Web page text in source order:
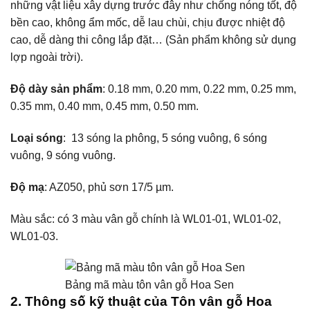
những vật liệu xây dựng trước đây như chống nóng tốt, độ
bền cao, không ẩm mốc, dễ lau chùi, chịu được nhiệt độ
cao, dễ dàng thi công lắp đặt… (Sản phẩm không sử dụng
lợp ngoài trời).
Độ dày sản phẩm: 0.18 mm, 0.20 mm, 0.22 mm, 0.25 mm,
0.35 mm, 0.40 mm, 0.45 mm, 0.50 mm.
Loại sóng: 13 sóng la phông, 5 sóng vuông, 6 sóng
vuông, 9 sóng vuông.
Độ mạ: AZ050, phủ sơn 17/5 µm.
Màu sắc: có 3 màu vân gỗ chính là WL01-01, WL01-02,
WL01-03.
Bảng mã màu tôn vân gỗ Hoa Sen
2. Thông số kỹ thuật của Tôn vân gỗ Hoa